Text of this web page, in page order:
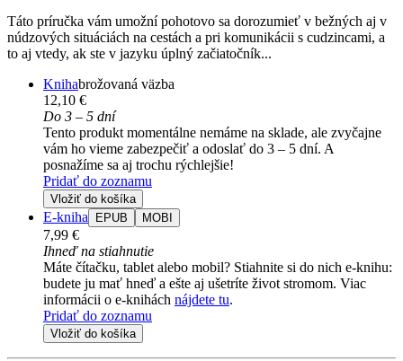
Táto príručka vám umožní pohotovo sa dorozumieť v bežných aj v
núdzových situáciách na cestách a pri komunikácii s cudzincami, a
to aj vtedy, ak ste v jazyku úplný začiatočník...
Knihabrožovaná väzba
12,10 €
Do 3 – 5 dní
Tento produkt momentálne nemáme na sklade, ale zvyčajne
vám ho vieme zabezpečiť a odoslať do 3 – 5 dní. A
posnažíme sa aj trochu rýchlejšie!
Pridať do zoznamu
Vložiť do košíka
E-kniha EPUB MOBI
7,99 €
Ihneď na stiahnutie
Máte čítačku, tablet alebo mobil? Stiahnite si do nich e-knihu:
budete ju mať hneď a ešte aj ušetríte život stromom. Viac
informácii o e-knihách nájdete tu.
Pridať do zoznamu
Vložiť do košíka